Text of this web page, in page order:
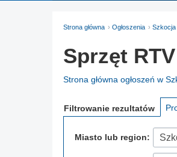
Strona główna Ogłoszenia Szkocja
Sprzęt
Strona główna ogłoszeń w
Filtrowanie rezultatów
Miasto lub region: